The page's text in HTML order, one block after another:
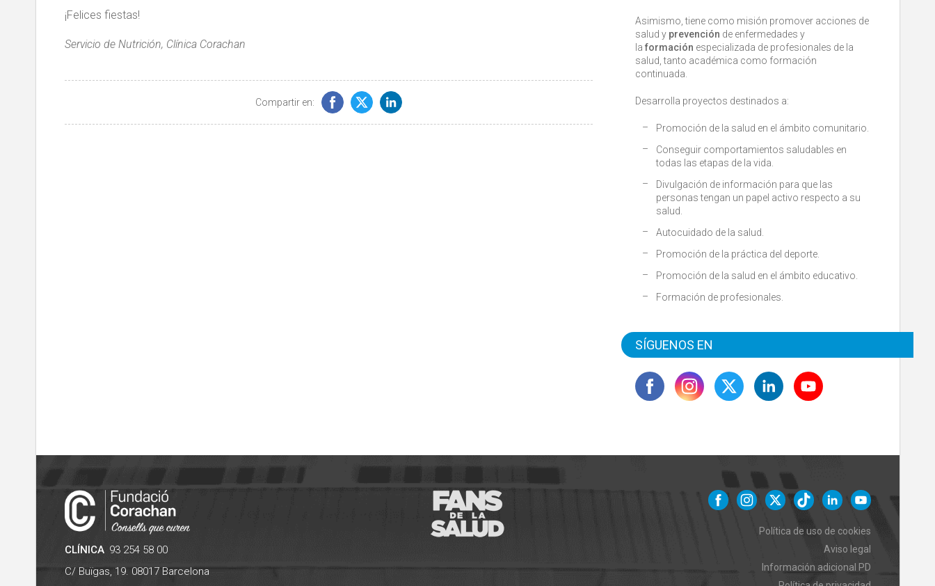
¡Felices fiestas!
Servicio de Nutrición, Clínica Corachan
Compartir en:
Asimismo, tiene como misión promover acciones de
salud y prevención de enfermedades y
la formación especializada de profesionales de la
salud, tanto académica como formación
continuada.
Desarrolla proyectos destinados a:
Promoción de la salud en el ámbito comunitario.
Conseguir comportamientos saludables en
todas las etapas de la vida.
Divulgación de información para que las
personas tengan un papel activo respecto a su
salud.
Autocuidado de la salud.
Promoción de la práctica del deporte.
Promoción de la salud en el ámbito educativo.
Formación de profesionales.
SÍGUENOS EN
CLÍNICA 93 254 58 00
C/ Buïgas, 19. 08017 Barcelona
Política de uso de cookies
Aviso legal
Información adicional PD